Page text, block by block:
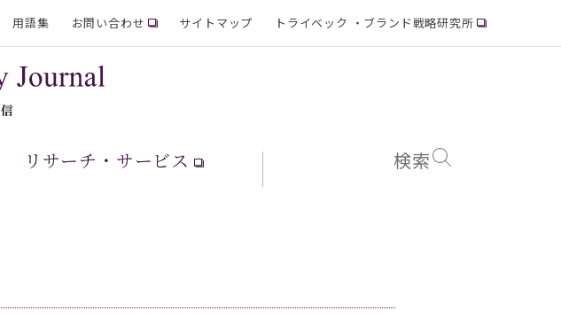
用語集 お問い合わせ サイトマップ トライベック ・ブランド戦略研究所
リサーチ・サービス 検索